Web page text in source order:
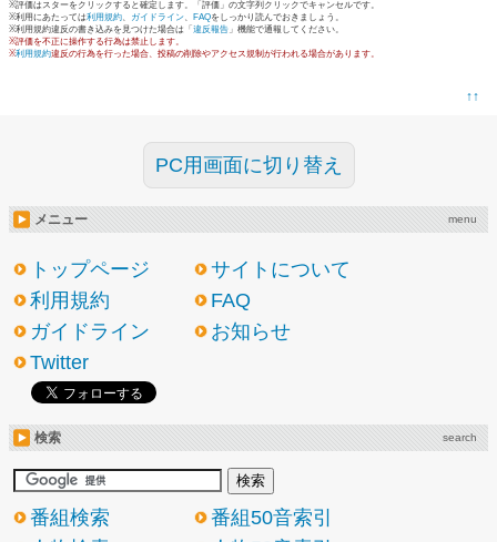
※評価はスターをクリックすると確定します。「評価」の文字列クリックでキャンセルです。
※利用にあたっては利用規約、 ガイドライン、 FAQをしっかり読んでおきましょう。
※利用規約違反の書き込みを見つけた場合は「 違反報告 」機能で通報してください。
※評価を不正に操作する行為は禁止します。
※利用規約違反の行為を行った場合、投稿の削除やアクセス規制が行われる場合があります。
↑↑
PC用画面に切り替え
メニュー menu
トップページ
サイトについて
利用規約
FAQ
ガイドライン
お知らせ
Twitter
検索 search
番組検索
番組50音索引